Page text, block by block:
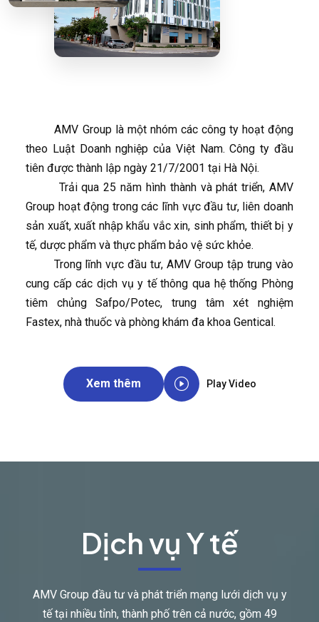
AMV Group là một nhóm các công ty hoạt động
theo Luật Doanh nghiệp của Việt Nam. Công ty đầu
tiên được thành lập ngày 21/7/2001 tại Hà Nội.
Trải qua 25 năm hình thành và phát triển, AMV
Group hoạt động trong các lĩnh vực đầu tư, liên doanh
sản xuất, xuất nhập khẩu vắc xin, sinh phẩm, thiết bị y
tế, dược phẩm và thực phẩm bảo vệ sức khỏe.
Trong lĩnh vực đầu tư, AMV Group tập trung vào
cung cấp các dịch vụ y tế thông qua hệ thống Phòng
tiêm chủng Safpo/Potec, trung tâm xét nghiệm
Fastex, nhà thuốc và phòng khám đa khoa Gentical.
Xem thêm Play Video
Dịch vụ Y tế
AMV Group đầu tư và phát triển mạng lưới dịch vụ y
tế tại nhiều tỉnh, thành phố trên cả nước, gồm 49